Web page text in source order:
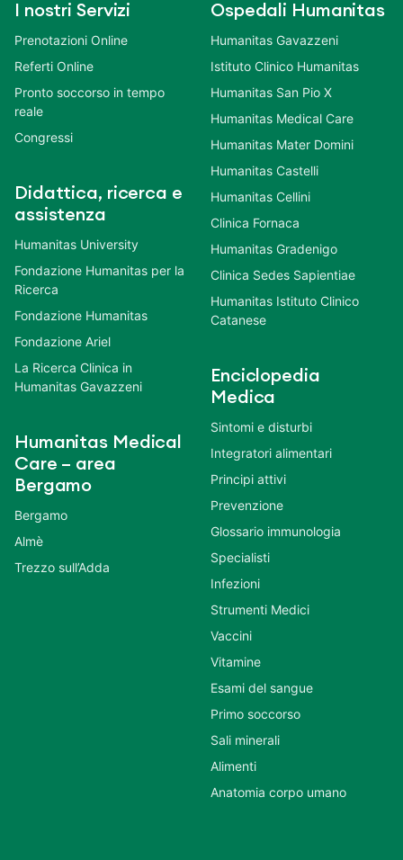
I nostri Servizi
Prenotazioni Online
Referti Online
Pronto soccorso in tempo
reale
Congressi
Didattica, ricerca e
assistenza
Humanitas University
Fondazione Humanitas per la
Ricerca
Fondazione Humanitas
Fondazione Ariel
La Ricerca Clinica in
Humanitas Gavazzeni
Humanitas Medical
Care – area
Bergamo
Bergamo
Almè
Trezzo sull’Adda
Ospedali Humanitas
Humanitas Gavazzeni
Istituto Clinico Humanitas
Humanitas San Pio X
Humanitas Medical Care
Humanitas Mater Domini
Humanitas Castelli
Humanitas Cellini
Clinica Fornaca
Humanitas Gradenigo
Clinica Sedes Sapientiae
Humanitas Istituto Clinico
Catanese
Enciclopedia
Medica
Sintomi e disturbi
Integratori alimentari
Principi attivi
Prevenzione
Glossario immunologia
Specialisti
Infezioni
Strumenti Medici
Vaccini
Vitamine
Esami del sangue
Primo soccorso
Sali minerali
Alimenti
Anatomia corpo umano